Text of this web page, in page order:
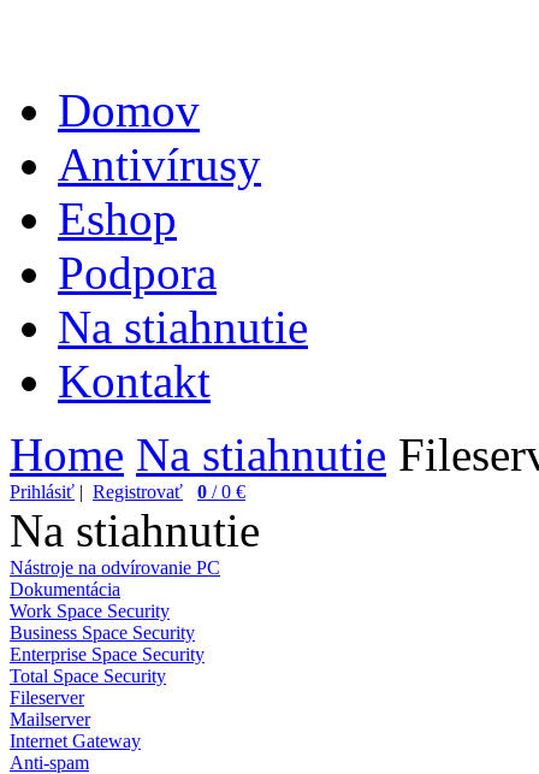
Domov
Antivírusy
Eshop
Podpora
Na stiahnutie
Kontakt
Home Na stiahnutie
Prihlásiť | Registrovať 0 / 0 €
Na stiahnutie
Nástroje na odvírovanie PC
Dokumentácia
Work Space Security
Business Space Security
Enterprise Space Security
Total Space Security
Fileserver
Mailserver
Internet Gateway
Anti-spam